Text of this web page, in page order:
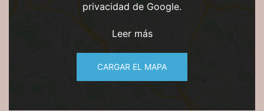
privacidad de Google.
Leer más
CARGAR EL MAPA